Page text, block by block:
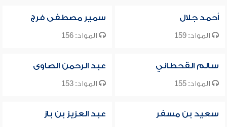
أحمد جلال
المواد: 159
سمير مصطفى فرج
المواد: 156
سالم القحطاني
المواد: 155
عبد الرحمن الصاوى
المواد: 153
سعيد بن مسفر عبد العزيز بن باز